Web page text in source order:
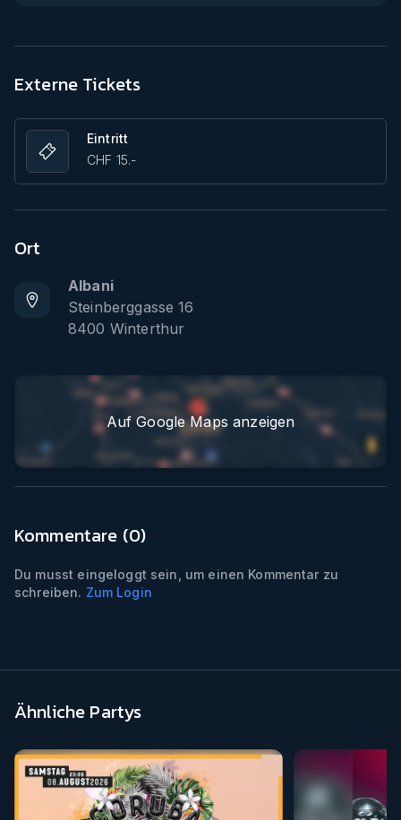
Externe Tickets
Eintritt
CHF 15.-
Ort
Albani
Steinberggasse 16
8400 Winterthur
Auf Google Maps anzeigen
Kommentare (0)
Du musst eingeloggt sein, um einen Kommentar zu
schreiben. Zum Login
Ähnliche Partys